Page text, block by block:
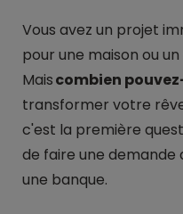
Vous avez un projet
pour une maison ou
Maiscombien
transformer votre
c'est la première
de faire une
une banque.